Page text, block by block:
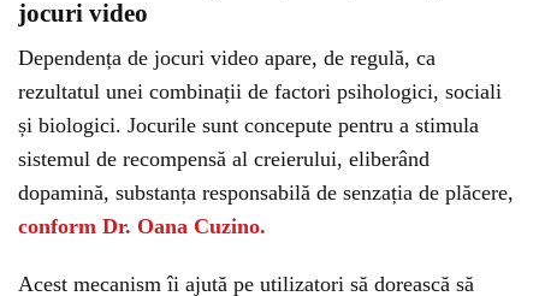
jocuri video
Dependența de jocuri video apare, de regulă, ca
rezultatul unei combinații de factori psihologici, sociali
și biologici. Jocurile sunt concepute pentru a stimula
sistemul de recompensă al creierului, eliberând
dopamină, substanța responsabilă de senzația de plăcere,
conform Dr. Oana Cuzino.
Acest mecanism îi ajută pe utilizatori să dorească să